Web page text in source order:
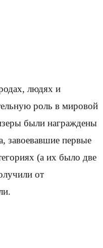
людях и
роль в мировой
были награждены
завоевавшие первые
(а их было две
от